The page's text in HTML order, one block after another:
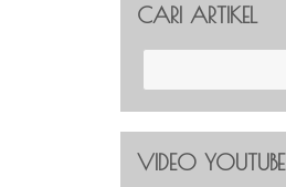
CARI ARTIKEL
VIDEO YOUTUBE